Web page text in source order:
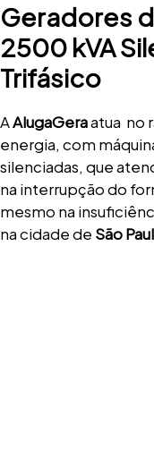
Geradores
2500 kVA
Trifásico
AAlugaGeraatua no
energia, com
silenciadas, que
na interrupção do
mesmo na
na cidade de São